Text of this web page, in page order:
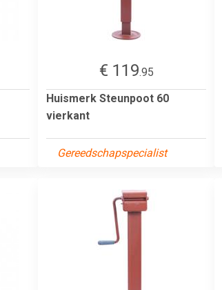
€ 119.95
Huismerk Steunpoot 60
vierkant
Gereedschapspecialist